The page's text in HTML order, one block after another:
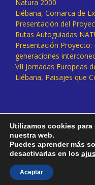
Natura 2000
Liébana, Comarca de
Presentación del
Rutas Autoguiadas
Presentación Proyecto:
generaciones
VII Jornadas Europeas
Liébana, Paisajes que
Utilizamos cookies para
nuestra web.
Puedes aprender más
desactivarlas en los
Aceptar